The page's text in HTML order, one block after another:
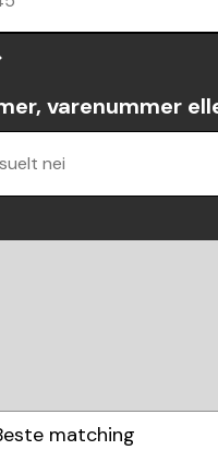
varenummer
nei
Beste matching